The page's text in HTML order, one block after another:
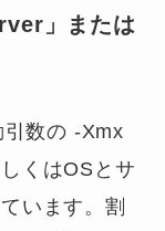
」または
数の -Xmx
くはOSとサ
います。割